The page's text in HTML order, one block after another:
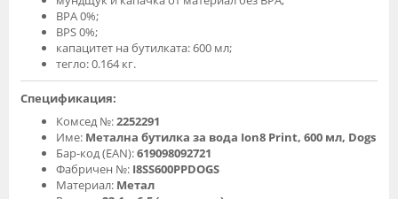
BPA 0%;
BPS 0%;
капацитет на бутилката: 600 мл;
тегло: 0.164 кг.
Спецификация:
Комсед №:2252291
Име: Метална бутилка за вода Ion8 Print, 600 мл, Dogs
Бар-код (EAN):619098092721
Фабричен №: I8SS600PPDOGS
Материал: Метал